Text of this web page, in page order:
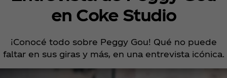
en Coke Studio
¡Conocé todo sobre Peggy Gou! Qué no puede
faltar en sus giras y más, en una entrevista icónica.